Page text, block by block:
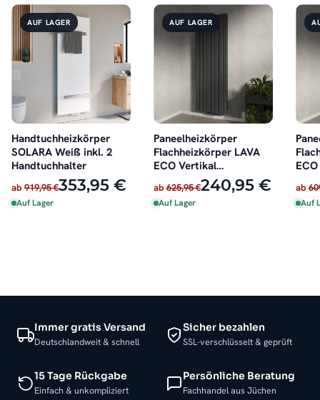
AUF LAGER
Handtuchheizkörper
SOLARA Weiß inkl. 2
Handtuchhalter
ab 919,95 €353,95 €
Auf Lager
AUF LAGER
Paneelheizkörper
Flachheizkörper LAVA
ECO Vertikal
Doppellagig Anthrazit
ab 625,95 €240,95 €
Auf Lager
ab
Auf
Immer gratis Versand
Deutschlandweit & schnell
Sicher bezahlen
SSL-verschlüsselt & geprüft
15 Tage Rückgabe
Einfach & unkompliziert
Persönliche Beratung
Fachhandel aus Jüchen